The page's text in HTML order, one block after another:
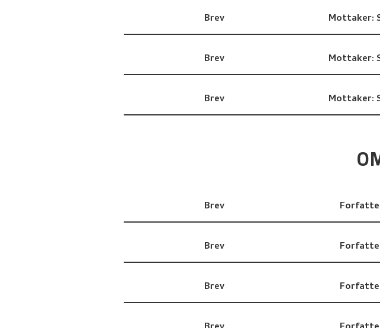
Brev Mottaker:
Brev Mottaker:
Brev Mottaker:
Brev
Brev
Brev